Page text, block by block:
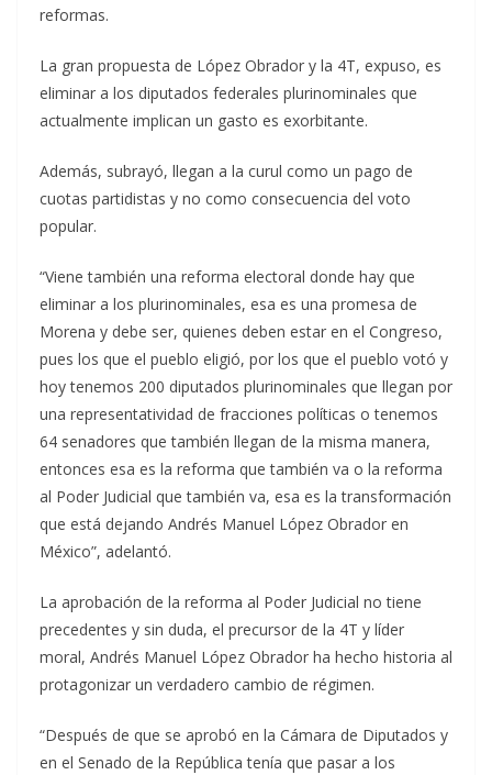
reformas.
La gran propuesta de López Obrador y la 4T, expuso, es
eliminar a los diputados federales plurinominales que
actualmente implican un gasto es exorbitante.
Además, subrayó, llegan a la curul como un pago de
cuotas partidistas y no como consecuencia del voto
popular.
“Viene también una reforma electoral donde hay que
eliminar a los plurinominales, esa es una promesa de
Morena y debe ser, quienes deben estar en el Congreso,
pues los que el pueblo eligió, por los que el pueblo votó y
hoy tenemos 200 diputados plurinominales que llegan por
una representatividad de fracciones políticas o tenemos
64 senadores que también llegan de la misma manera,
entonces esa es la reforma que también va o la reforma
al Poder Judicial que también va, esa es la transformación
que está dejando Andrés Manuel López Obrador en
México”, adelantó.
La aprobación de la reforma al Poder Judicial no tiene
precedentes y sin duda, el precursor de la 4T y líder
moral, Andrés Manuel López Obrador ha hecho historia al
protagonizar un verdadero cambio de régimen.
“Después de que se aprobó en la Cámara de Diputados y
en el Senado de la República tenía que pasar a los